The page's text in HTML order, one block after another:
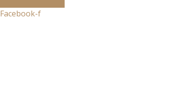
Facebook-f